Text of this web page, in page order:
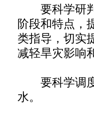
要科学研判
阶段和特点，
类指导，切实
减轻旱灾影响
要科学调度
水。